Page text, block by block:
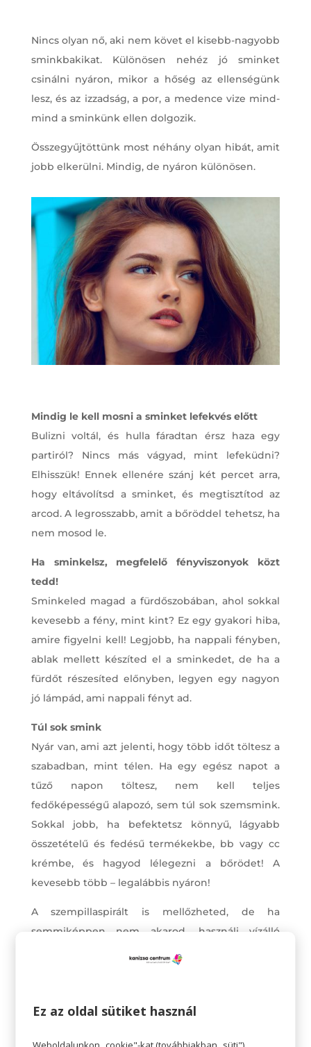
Nincs olyan nő, aki nem követ el kisebb-nagyobb
sminkbakikat. Különösen nehéz jó sminket
csinálni nyáron, mikor a hőség az ellenségünk
lesz, és az izzadság, a por, a medence vize mind-
mind a sminkünk ellen dolgozik.
Összegyűjtöttünk most néhány olyan hibát, amit
jobb elkerülni. Mindig, de nyáron különösen.
Mindig le kell mosni a sminket lefekvés előtt
Bulizni voltál, és hulla fáradtan érsz haza egy
partiról? Nincs más vágyad, mint lefeküdni?
Elhisszük! Ennek ellenére szánj két percet arra,
hogy eltávolítsd a sminket, és megtisztítod az
arcod. A legrosszabb, amit a bőröddel tehetsz, ha
nem mosod le.
Ha sminkelsz, megfelelő fényviszonyok közt
tedd!
Sminkeled magad a fürdőszobában, ahol sokkal
kevesebb a fény, mint kint? Ez egy gyakori hiba,
amire figyelni kell! Legjobb, ha nappali fényben,
ablak mellett készíted el a sminkedet, de ha a
fürdőt részesíted előnyben, legyen egy nagyon
jó lámpád, ami nappali fényt ad.
Túl sok smink
Nyár van, ami azt jelenti, hogy több időt töltesz a
szabadban, mint télen. Ha egy egész napot a
tűző napon töltesz, nem kell teljes
fedőképességű alapozó, sem túl sok szemsmink.
Sokkal jobb, ha befektetsz könnyű, lágyabb
összetételű és fedésű termékekbe, bb vagy cc
krémbe, és hagyod lélegezni a bőrödet! A
kevesebb több – legalábbis nyáron!
A szempillaspirált is mellőzheted, de ha
semmiképpen nem akarod, használj vízálló
Ez az oldal sütiket használ